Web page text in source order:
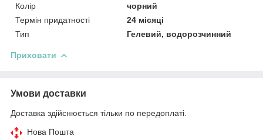
Колір
чорний
Термін придатності
24 місяці
Тип
Гелевий, водорозчинний
Приховати
Умови доставки
Доставка здійснюється тільки по передоплаті.
Нова Пошта